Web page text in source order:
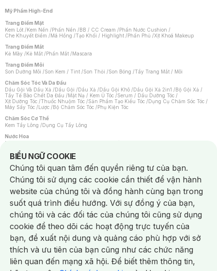
Mỹ Phẩm High-End
Trang Điểm Mặt
Kem Lót /Kem Nền /Phấn Nền /BB / CC Cream /Phấn Nước Cushion /
Che Khuyết Điểm /Má Hồng /Tạo Khối / Highlight /Phấn Phủ /Xịt Khoá Makeup
Trang Điểm Mắt
Kẻ Mày /Kẻ Mắt /Phấn Mắt /Mascara
Trang Điểm Môi
Son Dưỡng Môi /Son Kem / Tint /Son Thỏi /Son Bóng /Tẩy Trang Mắt / Môi
Chăm Sóc Tóc Và Da Đầu
Dầu Gội Và Dầu Xả /Dầu Gội /Dầu Xả /Dầu Gội Khô /Dầu Gội Xả 2in1 /Bộ Gội Xả /
Tẩy Tế Bào Chết Da Đầu /Mặt Nạ / Kem Ủ Tóc /Serum / Dầu Dưỡng Tóc /
Xịt Dưỡng Tóc /Thuốc Nhuộm Tóc /Sản Phẩm Tạo Kiểu Tóc /Dụng Cụ Chăm Sóc Tóc /
Máy Sấy Tóc /Lược /Bộ Chăm Sóc Tóc /Phụ Kiện Tóc
Chăm Sóc Cơ Thể
Kem Tẩy Lông /Dụng Cụ Tẩy Lông
Nước Hoa
Nước Hoa Nữ
Chăm Sóc Cá Nhân
Chống Muỗi /Khẩu Trang /Máy Massage/Mặt Nạ Xông Hơi /Nước Rửa Tay/
Sản Phẩm Chăm Sóc Khác /Bàn Chải Đánh Răng /Bàn Chải Điện/
Hỗ Trợ Trắng Răng/Kem Đánh Răng /Máy Tăm Nước/ Nước Súc Miệng/
Tăm / Chỉ Nha Khoa/ Xịt Thơm Miệng / Dung Dịch Vệ Sinh/Dưỡng Vùng Kín/
Khăn Ướt Vệ Sinh Vùng Kín/Băng Vệ Sinh/Tampon/Bọt Cạo Râu /Dao Cạo Râu/
Máy Cạo Râu
Vấn Đề Về Da
Da Dầu / Lỗ Chân Lông To/ Da Khô / Mất Nước/ Da Lão Hóa/ Da Mụn/
Da Nhạy Cảm / Kích Ứng
Da Xỉn Màu Thâm / Nám / Tàn Nhang
Quầng Thâm & Bọng Mắt /Sẹo /Viêm Da Cơ Địa
Dụng Cụ / Phụ Kiện Chăm Sóc Da
Bông Tẩy Trang
Khăn Lau Mặt Khô Dụng Cụ / Máy Rửa Mặt Máy Chăm Sóc Da
Dụng Cụ Chăm Sóc Khác
BIỂU NGỮ COOKIE
Notice about cookies usage
Chúng tôi quan tâm đến quyền riêng tư của bạn.
Chúng tôi sử dụng các cookie cần thiết để vận hành
website của chúng tôi và đồng hành cùng bạn trong
suốt quá trình điều hướng. Với sự đồng ý của bạn,
chúng tôi và các đối tác của chúng tôi cũng sử dụng
cookie để theo dõi các hoạt động trực tuyến của
bạn, đề xuất nội dung và quảng cáo phù hợp với sở
thích và ưu tiên của bạn cũng như các chức năng
liên quan đến mạng xã hội. Để biết thêm thông tin,